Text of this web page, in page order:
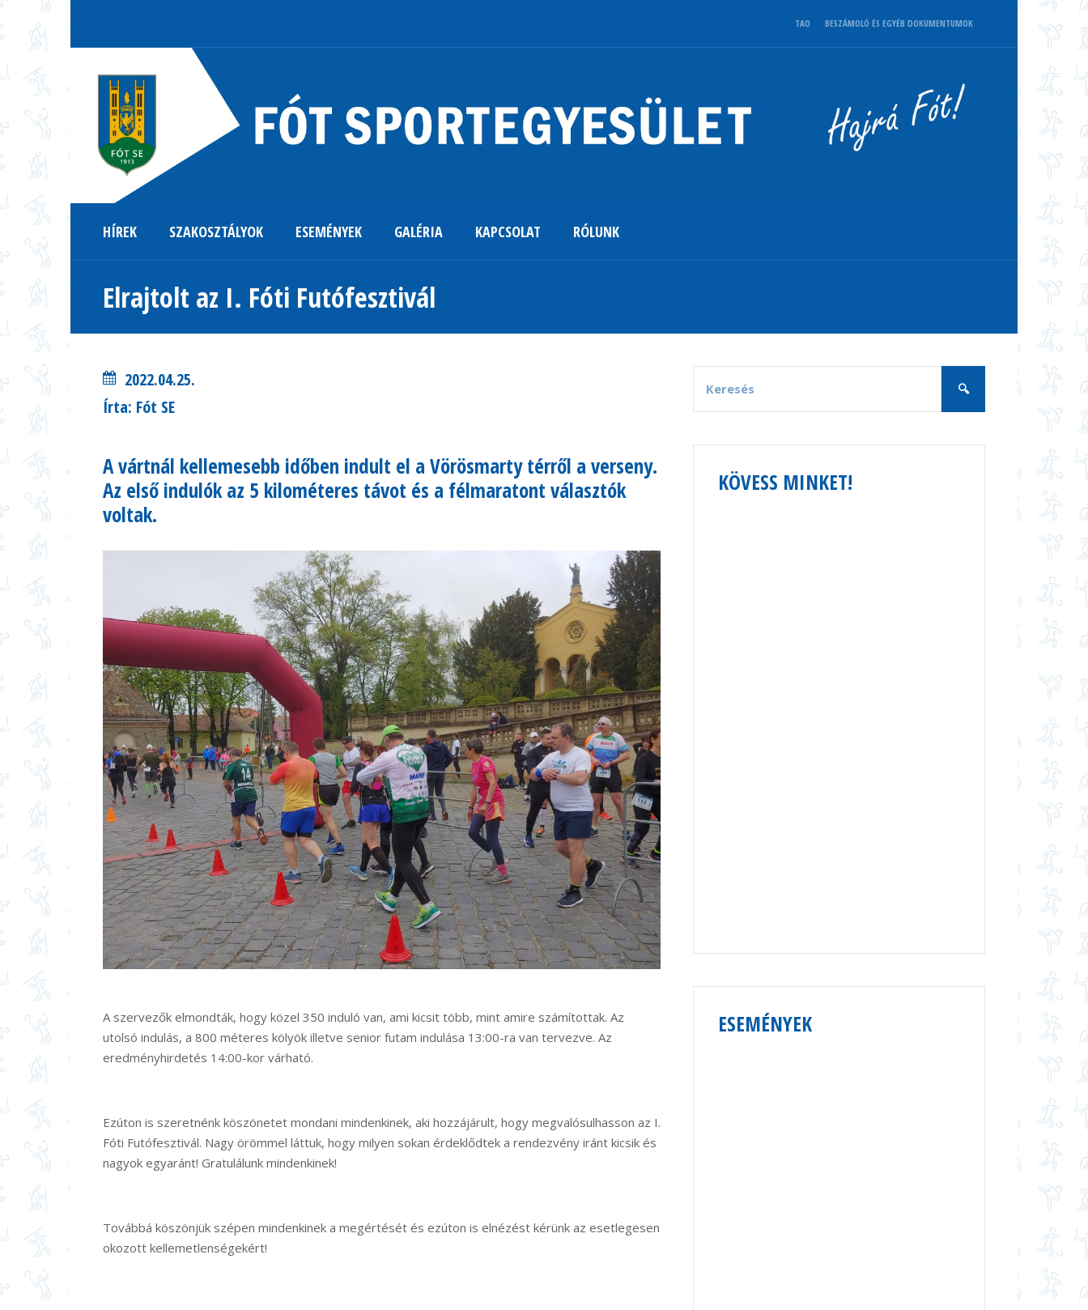
TAO BESZÁMOLÓ ÉS EGYÉB DOKUMENTUMOK
HÍREK SZAKOSZTÁLYOK ESEMÉNYEK GALÉRIA KAPCSOLAT RÓLUNK
Elrajtolt az I. Fóti Futófesztivál
2022.04.25.
Írta: Fót SE
A vártnál kellemesebb időben indult el a Vörösmarty térről a verseny.
Az első indulók az 5 kilométeres távot és a félmaratont választók
voltak.
A szervezők elmondták, hogy közel 350 induló van, ami kicsit több, mint amire számítottak. Az
utolsó indulás, a 800 méteres kölyök illetve senior futam indulása 13:00-ra van tervezve. Az
eredményhirdetés 14:00-kor várható.
Ezúton is szeretnénk köszönetet mondani mindenkinek, aki hozzájárult, hogy megvalósulhasson az I.
Fóti Futófesztivál. Nagy örömmel láttuk, hogy milyen sokan érdeklődtek a rendezvény iránt kicsik és
nagyok egyaránt! Gratulálunk mindenkinek!
Továbbá köszönjük szépen mindenkinek a megértését és ezúton is elnézést kérünk az esetlegesen
okozott kellemetlenségekért!
KÖVESS MINKET!
ESEMÉNYEK